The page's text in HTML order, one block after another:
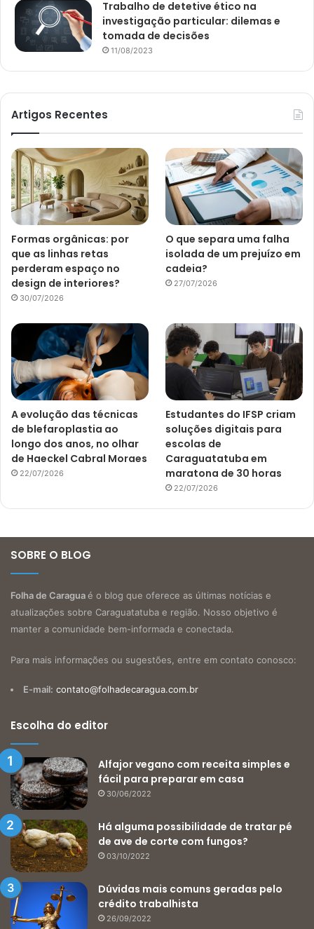
Trabalho de detetive ético na
investigação particular: dilemas e
tomada de decisões
11/08/2023
Artigos Recentes
Formas orgânicas: por
que as linhas retas
perderam espaço no
design de interiores?
30/07/2026
O que separa uma falha
isolada de um prejuízo em
cadeia?
27/07/2026
A evolução das técnicas
de blefaroplastia ao
longo dos anos, no olhar
de Haeckel Cabral Moraes
22/07/2026
Estudantes do IFSP criam
soluções digitais para
escolas de
Caraguatatuba em
maratona de 30 horas
22/07/2026
SOBRE O BLOG
Folha de Caraguaé o blog que oferece as últimas notícias e
atualizações sobre Caraguatatuba e região. Nosso objetivo é
manter a comunidade bem-informada e conectada.
Para mais informações ou sugestões, entre em contato conosco:
E-mail: contato@folhadecaragua.com.br
Escolha do editor
Alfajor vegano com receita simples e
fácil para preparar em casa
30/06/2022
Há alguma possibilidade de tratar pé
de ave de corte com fungos?
03/10/2022
Dúvidas mais comuns geradas pelo
crédito trabalhista
26/09/2022